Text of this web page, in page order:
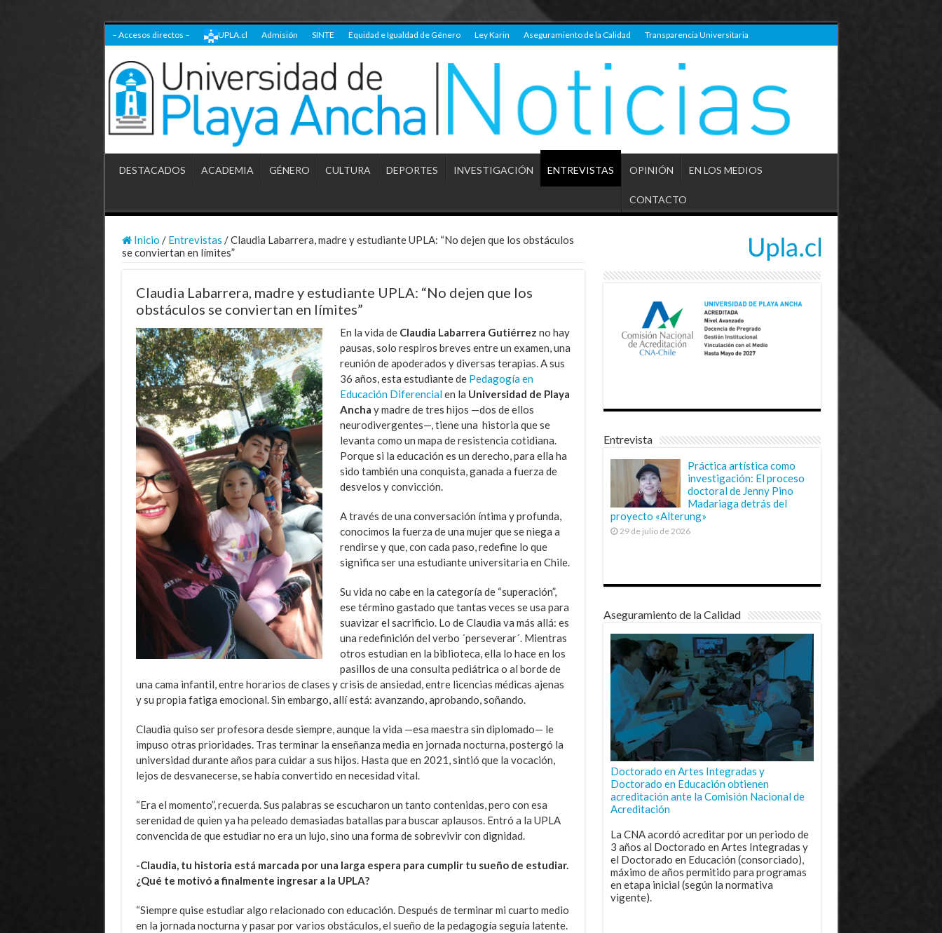
– Accesos directos – UPLA.cl Admisión SINTE Equidad e Igualdad de Género Ley Karin Aseguramiento de la Calidad Transparencia Universitaria
DESTACADOS ACADEMIA GÉNERO CULTURA DEPORTES INVESTIGACIÓN ENTREVISTAS OPINIÓN EN LOS MEDIOS
CONTACTO
Inicio / Entrevistas /Claudia Labarrera, madre y estudiante UPLA: “No dejen que los obstáculos
se conviertan en límites”
Claudia Labarrera, madre y estudiante UPLA: “No dejen que los
obstáculos se conviertan en límites”
En la vida de Claudia Labarrera Gutiérrez no hay
pausas, solo respiros breves entre un examen, una
reunión de apoderados y diversas terapias. A sus
36 años, esta estudiante de Pedagogía en
Educación Diferencialen la Universidad de Playa
Ancha y madre de tres hijos —dos de ellos
neurodivergentes—, tiene una historia que se
levanta como un mapa de resistencia cotidiana.
Porque si la educación es un derecho, para ella ha
sido también una conquista, ganada a fuerza de
desvelos y convicción.
A través de una conversación íntima y profunda,
conocimos la fuerza de una mujer que se niega a
rendirse y que, con cada paso, redefine lo que
significa ser una estudiante universitaria en Chile.
Su vida no cabe en la categoría de “superación”,
ese término gastado que tantas veces se usa para
suavizar el sacrificio. Lo de Claudia va más allá: es
una redefinición del verbo ´perseverar´. Mientras
otros estudian en la biblioteca, ella lo hace en los
pasillos de una consulta pediátrica o al borde de
una cama infantil, entre horarios de clases y crisis de ansiedad, entre licencias médicas ajenas
y su propia fatiga emocional. Sin embargo, allí está: avanzando, aprobando, soñando.
Claudia quiso ser profesora desde siempre, aunque la vida —esa maestra sin diplomado— le
impuso otras prioridades. Tras terminar la enseñanza media en jornada nocturna, postergó la
universidad durante años para cuidar a sus hijos. Hasta que en 2021, sintió que la vocación,
lejos de desvanecerse, se había convertido en necesidad vital.
“Era el momento”, recuerda. Sus palabras se escucharon un tanto contenidas, pero con esa
serenidad de quien ya ha peleado demasiadas batallas para buscar aplausos. Entró a la UPLA
convencida de que estudiar no era un lujo, sino una forma de sobrevivir con dignidad.
-Claudia, tu historia está marcada por una larga espera para cumplir tu sueño de estudiar.
¿Qué te motivó a finalmente ingresar a la UPLA?
“Siempre quise estudiar algo relacionado con educación. Después de terminar mi cuarto medio
en la jornada nocturna y pasar por varios obstáculos, el sueño de la pedagogía seguía latente.
Entrevista
Práctica artística como
investigación: El proceso
doctoral de Jenny Pino
Madariaga detrás del
proyecto «Alterung»
29 de julio de 2026
Aseguramiento de la Calidad
Doctorado en Artes Integradas y
Doctorado en Educación obtienen
acreditación ante la Comisión Nacional de
Acreditación
La CNA acordó acreditar por un periodo de
3 años al Doctorado en Artes Integradas y
el Doctorado en Educación (consorciado),
máximo de años permitido para programas
en etapa inicial (según la normativa
vigente).